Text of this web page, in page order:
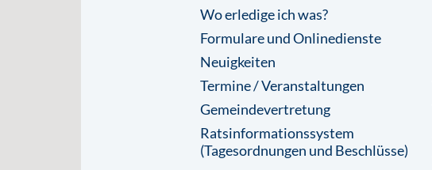
Wo erledige ich was?
Formulare und Onlinedienste
Neuigkeiten
Termine / Veranstaltungen
Gemeindevertretung
Ratsinformationssystem
(Tagesordnungen und Beschlüsse)